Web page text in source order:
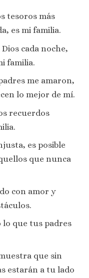
tesoros más
es mi familia.
cada noche,
familia.
me amaron,
lo mejor de mí.
recuerdos
es posible
que nunca
con amor y
lo que tus padres
que sin
estarán a tu lado